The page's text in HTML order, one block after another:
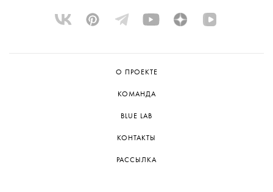
О ПРОЕКТЕ
КОМАНДА
BLUE LAB
КОНТАКТЫ
РАССЫЛКА